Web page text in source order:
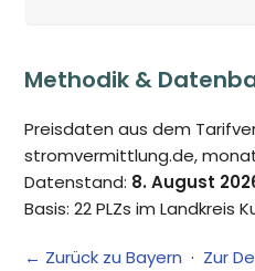
Methodik &
Preisdaten aus dem
stromvermittlung.de,
Datenstand: 8. August
Basis: 22 PLZs im Landkreis
← Zurück zu Bayern · Zur